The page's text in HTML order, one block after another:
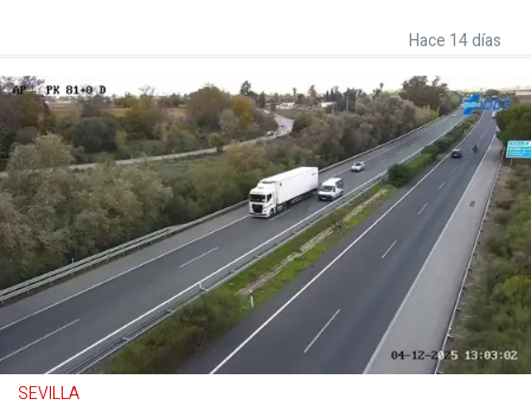
Hace 14 días
SEVILLA